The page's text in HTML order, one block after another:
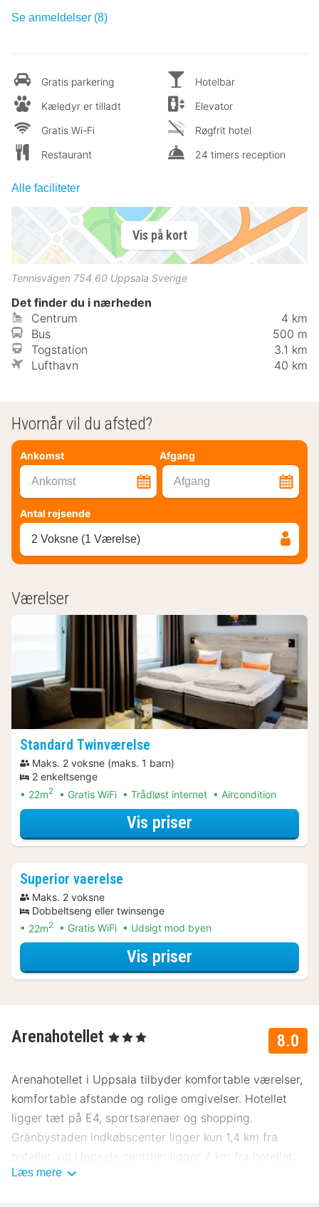
Se anmeldelser (8)
Gratis parkering
Kæledyr er tilladt
Gratis Wi-Fi
Restaurant
Hotelbar
Elevator
Røgfrit hotel
24 timers reception
Alle faciliteter
Vis på kort
Tennisvägen 754 60 Uppsala Sverige
Det finder du i nærheden
Centrum
4 km
Bus
500 m
Togstation
3.1 km
Lufthavn
40 km
Hvornår vil du afsted?
Ankomst Afgang
Ankomst Afgang
Antal rejsende
2 Voksne (1 Værelse)
Værelser
Standard Twinværelse
Maks. 2 voksne (maks. 1 barn)
2 enkeltsenge
22m2 Gratis WiFi Trådløst internet Aircondition
Vis priser
Superior vaerelse
Maks. 2 voksne
Dobbeltseng eller twinsenge
22m2 Gratis WiFi Udsigt mod byen
Vis priser
8.0
Arenahotellet , 3 Stjerner
Arenahotellet i Uppsala tilbyder komfortable værelser,
komfortable afstande og rolige omgivelser. Hotellet
ligger tæt på E4, sportsarenaer og shopping.
Gränbystaden indkøbscenter ligger kun 1,4 km fra
hotellet, og Uppsala centrum ligger 4 km fra hotellet.
Læs mere